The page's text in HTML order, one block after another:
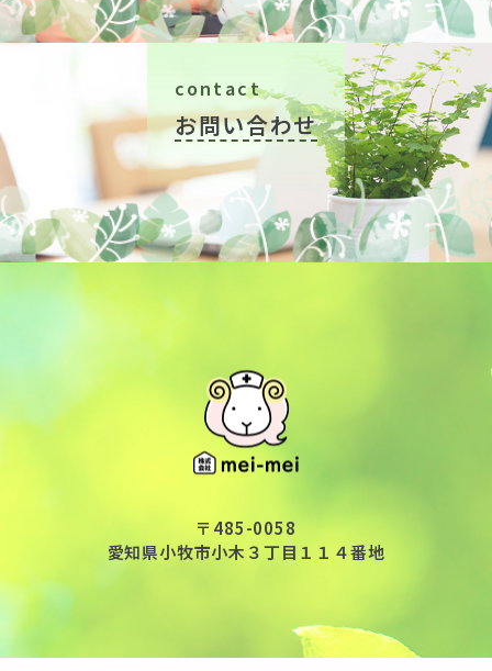
contact
お問い合わせ
〒485-0058
愛知県小牧市小木３丁目１１４番地